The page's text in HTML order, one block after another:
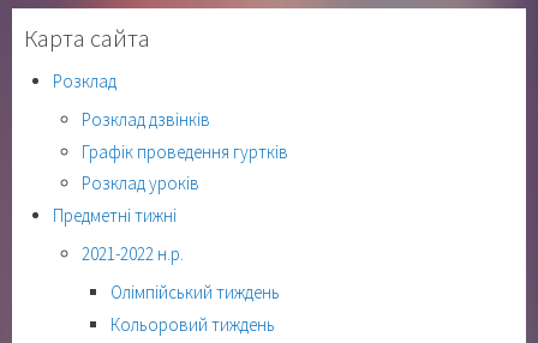
Карта сайта
Розклад
Розклад дзвінків
Графік проведення гуртків
Розклад уроків
Предметні тижні
2021-2022 н.р.
Олімпійський тиждень
Кольоровий тиждень